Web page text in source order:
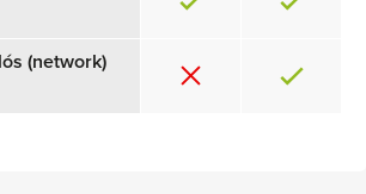
(network)